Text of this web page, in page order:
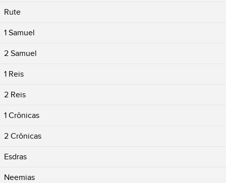
Rute
1 Samuel
2 Samuel
1 Reis
2 Reis
1 Crônicas
2 Crônicas
Esdras
Neemias